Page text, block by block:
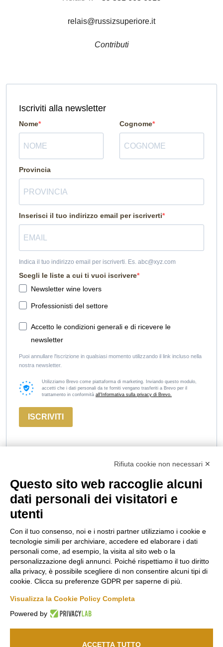
relais@russizsuperiore.it
Contributi
Iscriviti alla newsletter
Nome Cognome
Provincia
Inserisci il tuo indirizzo email per iscriverti
Indica il tuo indirizzo email per iscriverti. Es. abc@xyz.com
Scegli le liste a cui ti vuoi iscrivere
Newsletter wine lovers
Professionisti del settore
Accetto le condizioni generali e di ricevere le
newsletter
Puoi annullare l'iscrizione in qualsiasi momento utilizzando il link incluso nella
nostra newsletter.
Utilizziamo Brevo come piattaforma di marketing. Inviando questo modulo,
accetti che i dati personali da te forniti vengano trasferiti a Brevo per il
trattamento in conformità all'Informativa sulla privacy di Brevo.
ISCRIVITI
Marco
Felluga
Via Gorizia, 121
34072 Gradisca
d’Isonzo (GO)
T.+39 048199164
info@marcofelluga.it
rp@marcofelluga.it
Change Cookie
Russiz
Superiore
34070 Capriva del
Friuli (GO)
Ufficio T.+39 335
708 0590
Relais T. +39 331
663 6919
Area
Legale
Condizioni
Privacy Policy
Codice Etico
Cookie policy
Seguici
Rifiuta cookie non necessari ✕
Questo sito web raccoglie alcuni
dati personali dei visitatori e
utenti
Con il tuo consenso, noi e i nostri partner utilizziamo i cookie e
tecnologie simili per archiviare, accedere ed elaborare i dati
personali come, ad esempio, la visita al sito web o la
personalizzazione degli annunci. Poiché rispettiamo il tuo diritto
alla privacy, è possibile scegliere di non consentire alcuni tipi di
cookie. Clicca su preferenze GDPR per saperne di più.
Visualizza la Cookie Policy Completa
Powered by
ACCETTA TUTTO